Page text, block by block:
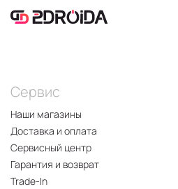
Сервис
Наши магазины
Доставка и оплата
Сервисный центр
Гарантия и возврат
Trade-In